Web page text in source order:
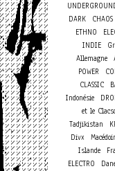
DARK
CHAOS
ETHNO
INDIE
Allemagne
POWER
CLASSIC
Indonésie
et le
Tadjikistan
Divx
Islande
ELECTRO